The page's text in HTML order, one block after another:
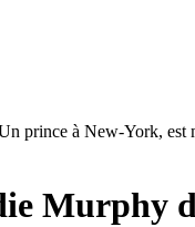
prince à New-York, est
Murphy